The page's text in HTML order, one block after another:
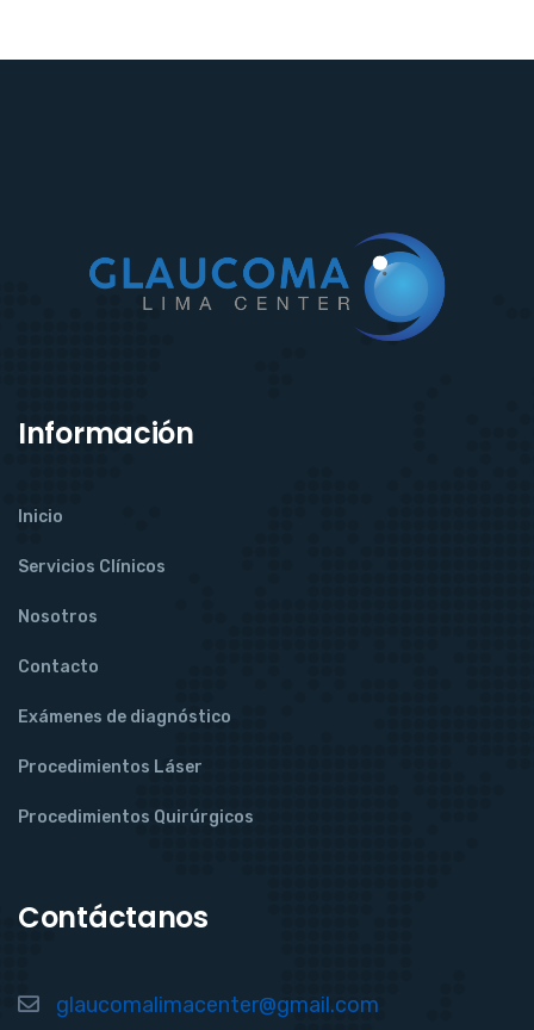
Información
Inicio
Servicios Clínicos
Nosotros
Contacto
Exámenes de diagnóstico
Procedimientos Láser
Procedimientos Quirúrgicos
Contáctanos
glaucomalimacenter@gmail.com